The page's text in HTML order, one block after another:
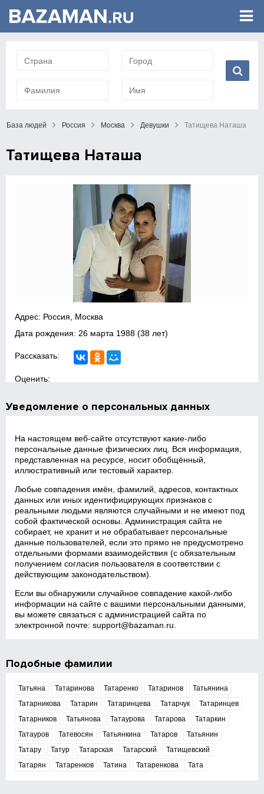
База людей Россия Москва Девушки Татищева Наташа
Татищева Наташа
Адрес: Россия, Москва
Дата рождения: 26 марта 1988 (38 лет)
Рассказать:
Оценить:
Уведомление о персональных данных
На настоящем веб‑сайте отсутствуют какие‑либо
персональные данные физических лиц. Вся информация,
представленная на ресурсе, носит обобщённый,
иллюстративный или тестовый характер.
Любые совпадения имён, фамилий, адресов, контактных
данных или иных идентифицирующих признаков с
реальными людьми являются случайными и не имеют под
собой фактической основы. Администрация сайта не
собирает, не хранит и не обрабатывает персональные
данные пользователей, если это прямо не предусмотрено
отдельными формами взаимодействия (с обязательным
получением согласия пользователя в соответствии с
действующим законодательством).
Если вы обнаружили случайное совпадение какой‑либо
информации на сайте с вашими персональными данными,
вы можете связаться с администрацией сайта по
электронной почте:support@bazaman.ru
Подобные фамилии
Татьяна Татаринова Татаренко Татаринов
Татьянина
Татарникова
Татарин Татаринцева Татарчук
Татаринцев
Татарников
Татьянова Татаурова Татарова
Татаркин
Татауров
Татевосян Татьянкина Татаров
Татьянин
Татару
Татур Татарская Татарский
Татищевский
Татарян
Татаренков Татина Татаренкова Тата